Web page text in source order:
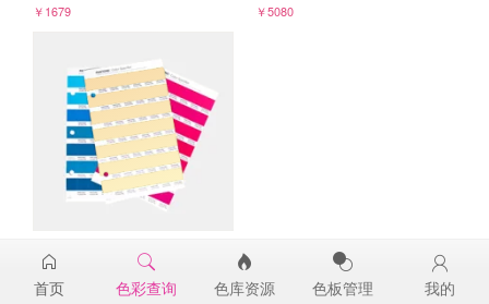
￥1679
￥5080
12-0822TPG
￥98
首页 色彩查询 色库资源 色板管理 我的